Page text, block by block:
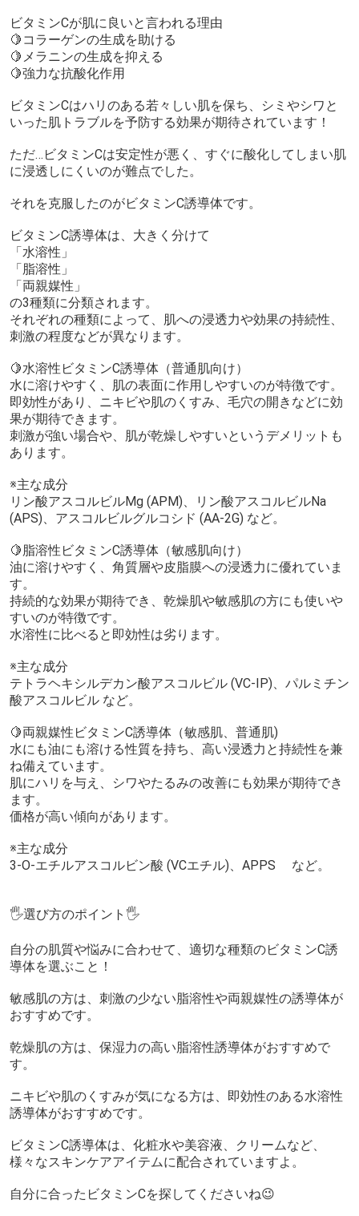
ビタミンCが肌に良いと言われる理由
​🍋コラーゲンの生成を助ける
🍋​メラニンの生成を抑える
​🍋強力な抗酸化作用
​ビタミンCはハリのある若々しい肌を保ち、シミやシワと
いった肌トラブルを予防する効果が期待されています！
ただ…ビタミンCは安定性が悪く、すぐに酸化してしまい肌
に浸透しにくいのが難点でした。
それを克服したのがビタミンC誘導体です。
ビタミンC誘導体は、大きく分けて
「水溶性」
「脂溶性」
「両親媒性」
の3種類に分類されます。
それぞれの種類によって、肌への浸透力や効果の持続性、
刺激の程度などが異なります。
🍋水溶性ビタミンC誘導体（普通肌向け）
水に溶けやすく、肌の表面に作用しやすいのが特徴です。
即効性があり、ニキビや肌のくすみ、毛穴の開きなどに効
果が期待できます。
刺激が強い場合や、肌が乾燥しやすいというデメリットも
あります。
※主な成分
リン酸アスコルビルMg (APM)、リン酸アスコルビルNa
(APS)、アスコルビルグルコシド (AA-2G) など。
🍋脂溶性ビタミンC誘導体（敏感肌向け）
油に溶けやすく、角質層や皮脂膜への浸透力に優れていま
す。
持続的な効果が期待でき、乾燥肌や敏感肌の方にも使いや
すいのが特徴です。
水溶性に比べると即効性は劣ります。
※主な成分
テトラヘキシルデカン酸アスコルビル (VC-IP)、パルミチン
酸アスコルビル など。
🍋両親媒性ビタミンC誘導体（敏感肌、普通肌)
水にも油にも溶ける性質を持ち、高い浸透力と持続性を兼
ね備えています。
肌にハリを与え、シワやたるみの改善にも効果が期待でき
ます。
価格が高い傾向があります。
※主な成分
3-O-エチルアスコルビン酸 (VCエチル)、APPS など。
🖐️選び方のポイント🖐️
自分の肌質や悩みに合わせて、適切な種類のビタミンC誘
導体を選ぶこと！
敏感肌の方は、刺激の少ない脂溶性や両親媒性の誘導体が
おすすめです。
乾燥肌の方は、保湿力の高い脂溶性誘導体がおすすめで
す。
ニキビや肌のくすみが気になる方は、即効性のある水溶性
誘導体がおすすめです。
ビタミンC誘導体は、化粧水や美容液、クリームなど、
様々なスキンケアアイテムに配合されていますよ。
自分に合ったビタミンCを探してくださいね😉